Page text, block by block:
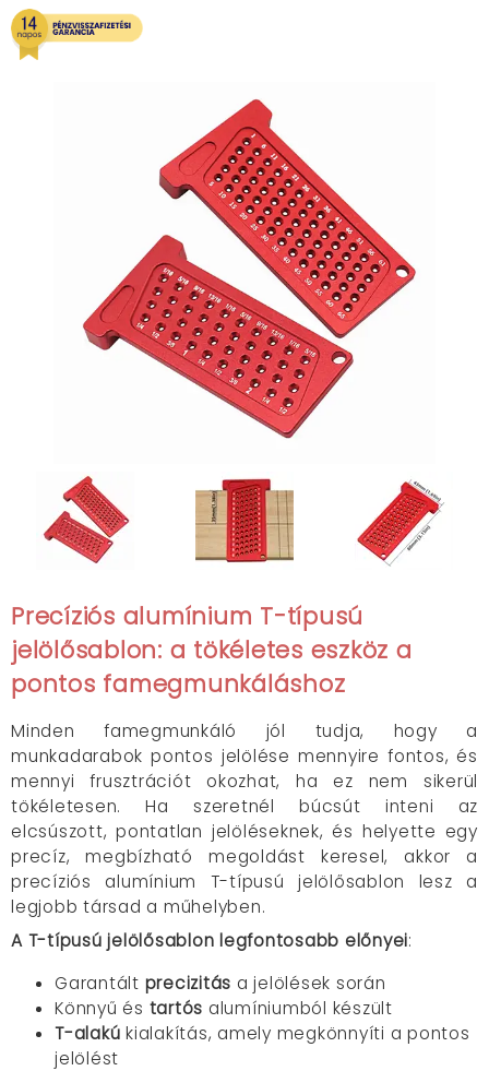
Precíziós alumínium T-típusú
jelölősablon: a tökéletes eszköz a
pontos famegmunkáláshoz
Minden famegmunkáló jól tudja, hogy a
munkadarabok pontos jelölése mennyire fontos, és
mennyi frusztrációt okozhat, ha ez nem sikerül
tökéletesen. Ha szeretnél búcsút inteni az
elcsúszott, pontatlan jelöléseknek, és helyette egy
precíz, megbízható megoldást keresel, akkor a
precíziós alumínium T-típusú jelölősablon lesz a
legjobb társad a műhelyben.
A T-típusú jelölősablon legfontosabb előnyei:
Garantált precizitás a jelölések során
Könnyű és tartós alumíniumból készült
T-alakú kialakítás, amely megkönnyíti a pontos
jelölést